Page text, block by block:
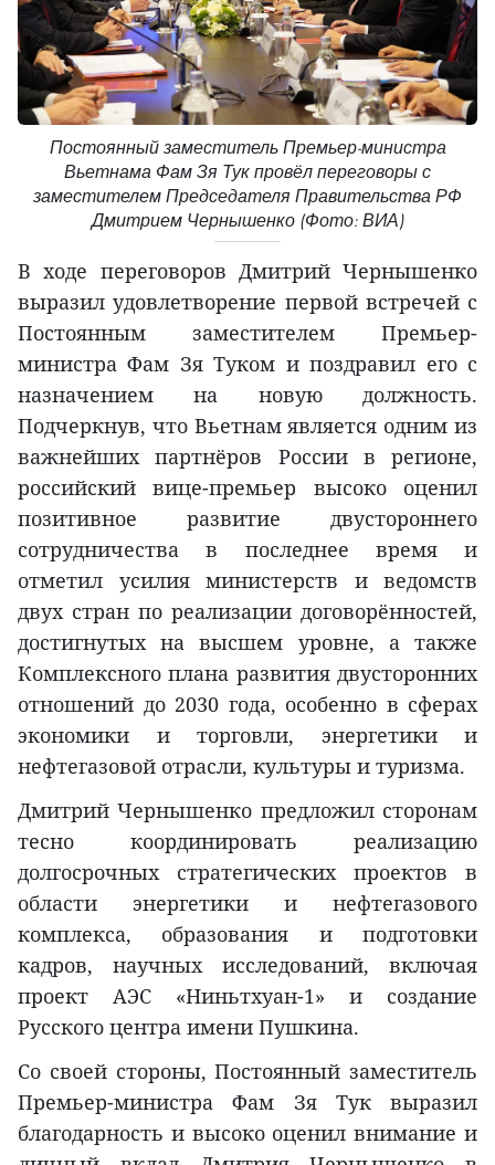
Постоянный заместитель Премьер-министра
Вьетнама Фам Зя Тук провёл переговоры с
заместителем Председателя Правительства РФ
Дмитрием Чернышенко (Фото: ВИА)
В ходе переговоров Дмитрий Чернышенко
выразил удовлетворение первой встречей с
Постоянным заместителем Премьер-
министра Фам Зя Туком и поздравил его с
назначением на новую должность.
Подчеркнув, что Вьетнам является одним из
важнейших партнёров России в регионе,
российский вице-премьер высоко оценил
позитивное развитие двустороннего
сотрудничества в последнее время и
отметил усилия министерств и ведомств
двух стран по реализации договорённостей,
достигнутых на высшем уровне, а также
Комплексного плана развития двусторонних
отношений до 2030 года, особенно в сферах
экономики и торговли, энергетики и
нефтегазовой отрасли, культуры и туризма.
Дмитрий Чернышенко предложил сторонам
тесно координировать реализацию
долгосрочных стратегических проектов в
области энергетики и нефтегазового
комплекса, образования и подготовки
кадров, научных исследований, включая
проект АЭС «Ниньтхуан-1» и создание
Русского центра имени Пушкина.
Со своей стороны, Постоянный заместитель
Премьер-министра Фам Зя Тук выразил
благодарность и высоко оценил внимание и